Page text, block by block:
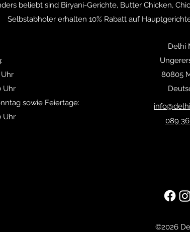
beliebt sind Biryani-Gerichte, Butter Chicken,
Selbstabholer erhalten 10% Rabatt auf
Uhr
Uhr
sowie Feiertage:
Uhr
Delhi
80805
089
©2026